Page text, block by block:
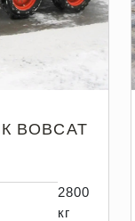
BOBCAT
2800
кг